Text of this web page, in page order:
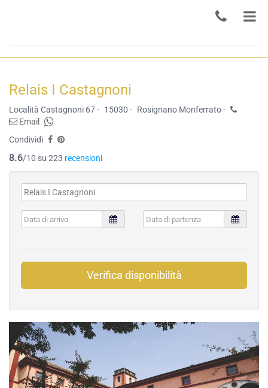
Relais I Castagnoni
Località Castagnoni 67 - 15030 - Rosignano Monferrato -
Email
Condividi
8.6/10 su 223 recensioni
Verifica disponibilità